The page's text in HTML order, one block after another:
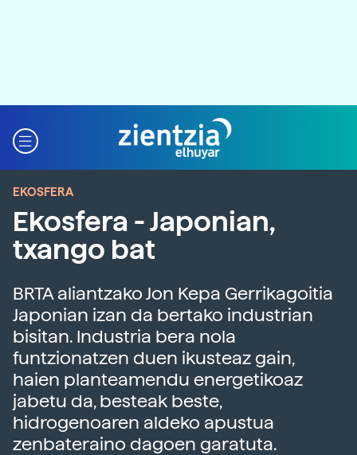
EKOSFERA
Ekosfera - Japonian,
txango bat
BRTA aliantzako Jon Kepa Gerrikagoitia
Japonian izan da bertako industrian
bisitan. Industria bera nola
funtzionatzen duen ikusteaz gain,
haien planteamendu energetikoaz
jabetu da, besteak beste,
hidrogenoaren aldeko apustua
zenbateraino dagoen garatuta.